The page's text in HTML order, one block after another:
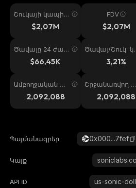
Շուկայի կապիտ
ալիզացիա
$2,07M
FDV
$2,07M
Ծավալը 24 ժամ
$66,45K
Ծավալ/Շուկ.
3,21%
Ամբողջական առ
աջարկ2,092,088
Շրջանառվող
աջարկ2,092,088
Պայմանագրեր 0x000...7fef
Կայք
API ID us-sonic-